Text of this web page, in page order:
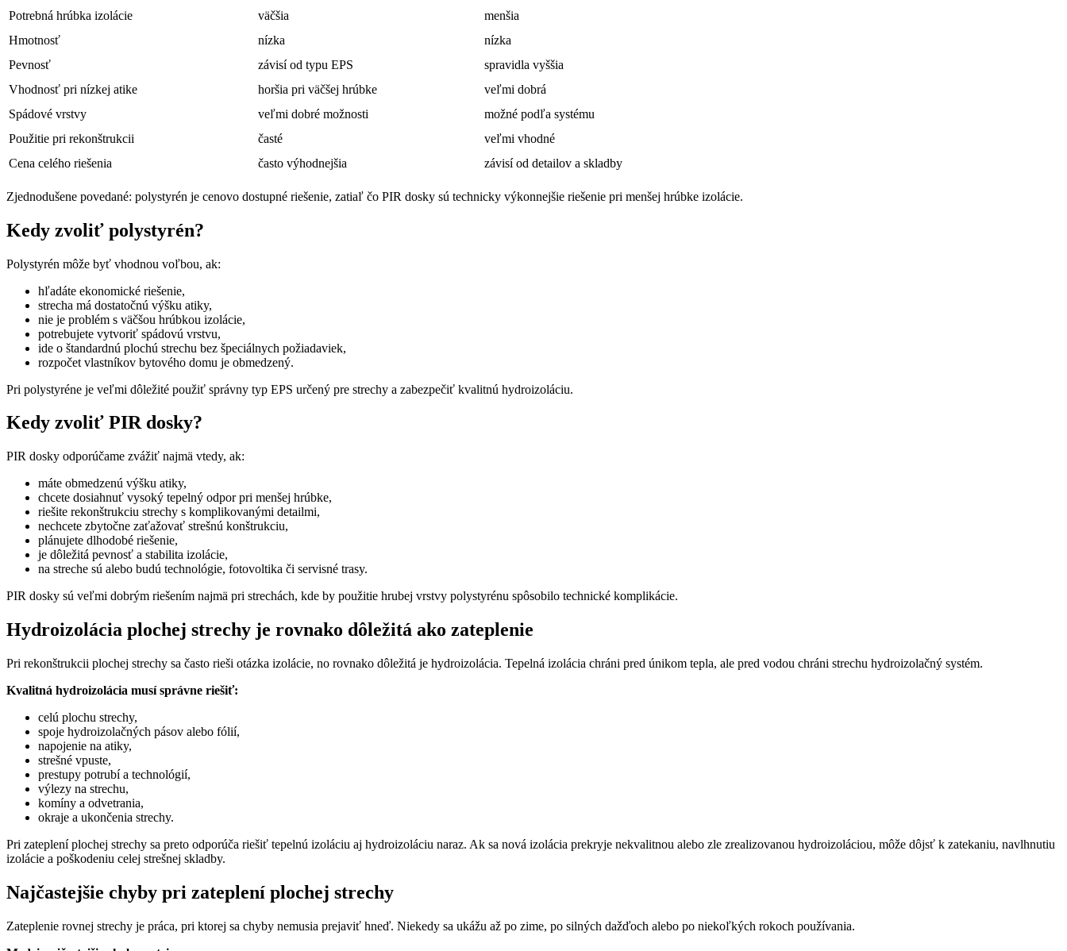
Potrebná hrúbka izolácie
väčšia
menšia
Hmotnosť
nízka
nízka
Pevnosť
závisí od typu EPS
spravidla vyššia
Vhodnosť pri nízkej atike
horšia pri väčšej hrúbke
veľmi dobrá
Spádové vrstvy
veľmi dobré možnosti
možné podľa systému
Použitie pri rekonštrukcii
časté
veľmi vhodné
Cena celého riešenia
často výhodnejšia závisí od detailov a skladby
Zjednodušene povedané: polystyrén je cenovo dostupné riešenie, zatiaľ čo PIR dosky sú technicky výkonnejšie riešenie pri menšej hrúbke izolácie.
Kedy zvoliť polystyrén?
Polystyrén môže byť vhodnou voľbou, ak:
hľadáte ekonomické riešenie,
strecha má dostatočnú výšku atiky,
nie je problém s väčšou hrúbkou izolácie,
potrebujete vytvoriť spádovú vrstvu,
ide o štandardnú plochú strechu bez špeciálnych požiadaviek,
rozpočet vlastníkov bytového domu je obmedzený.
Pri polystyréne je veľmi dôležité použiť správny typ EPS určený pre strechy a zabezpečiť kvalitnú hydroizoláciu.
Kedy zvoliť PIR dosky?
PIR dosky odporúčame zvážiť najmä vtedy, ak:
máte obmedzenú výšku atiky,
chcete dosiahnuť vysoký tepelný odpor pri menšej hrúbke,
riešite rekonštrukciu strechy s komplikovanými detailmi,
nechcete zbytočne zaťažovať strešnú konštrukciu,
plánujete dlhodobé riešenie,
je dôležitá pevnosť a stabilita izolácie,
na streche sú alebo budú technológie, fotovoltika či servisné trasy.
PIR dosky sú veľmi dobrým riešením najmä pri strechách, kde by použitie hrubej vrstvy polystyrénu spôsobilo technické komplikácie.
Hydroizolácia plochej strechy je rovnako dôležitá ako zateplenie
Pri rekonštrukcii plochej strechy sa často rieši otázka izolácie, no rovnako dôležitá je hydroizolácia. Tepelná izolácia chráni pred únikom tepla, ale pred vodou chráni strechu hydroizolačný systém.
Kvalitná hydroizolácia musí správne riešiť:
celú plochu strechy,
spoje hydroizolačných pásov alebo fólií,
napojenie na atiky,
strešné vpuste,
prestupy potrubí a technológií,
výlezy na strechu,
komíny a odvetrania,
okraje a ukončenia strechy.
Pri zateplení plochej strechy sa preto odporúča riešiť tepelnú izoláciu aj hydroizoláciu naraz. Ak sa nová izolácia prekryje nekvalitnou alebo zle zrealizovanou hydroizoláciou, môže dôjsť k zatekaniu, navlhnutiu
izolácie a poškodeniu celej strešnej skladby.
Najčastejšie chyby pri zateplení plochej strechy
Zateplenie rovnej strechy je práca, pri ktorej sa chyby nemusia prejaviť hneď. Niekedy sa ukážu až po zime, po silných dažďoch alebo po niekoľkých rokoch používania.